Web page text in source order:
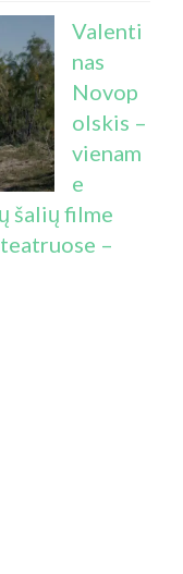
Valenti
nas
Novop
olskis –
vienam
e
šalių filme
–